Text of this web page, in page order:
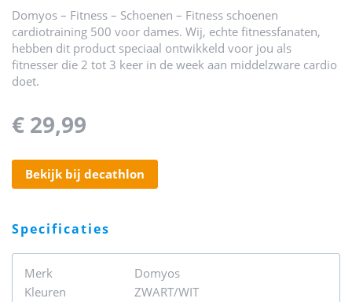
Domyos – Fitness – Schoenen – Fitness schoenen
cardiotraining 500 voor dames. Wij, echte fitnessfanaten,
hebben dit product speciaal ontwikkeld voor jou als
fitnesser die 2 tot 3 keer in de week aan middelzware cardio
doet.
€ 29,99
bekijk bij decathlon
specificaties
Merk
Domyos
Kleuren
ZWART/WIT